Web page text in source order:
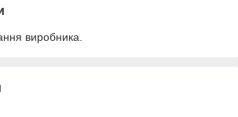
виробника.